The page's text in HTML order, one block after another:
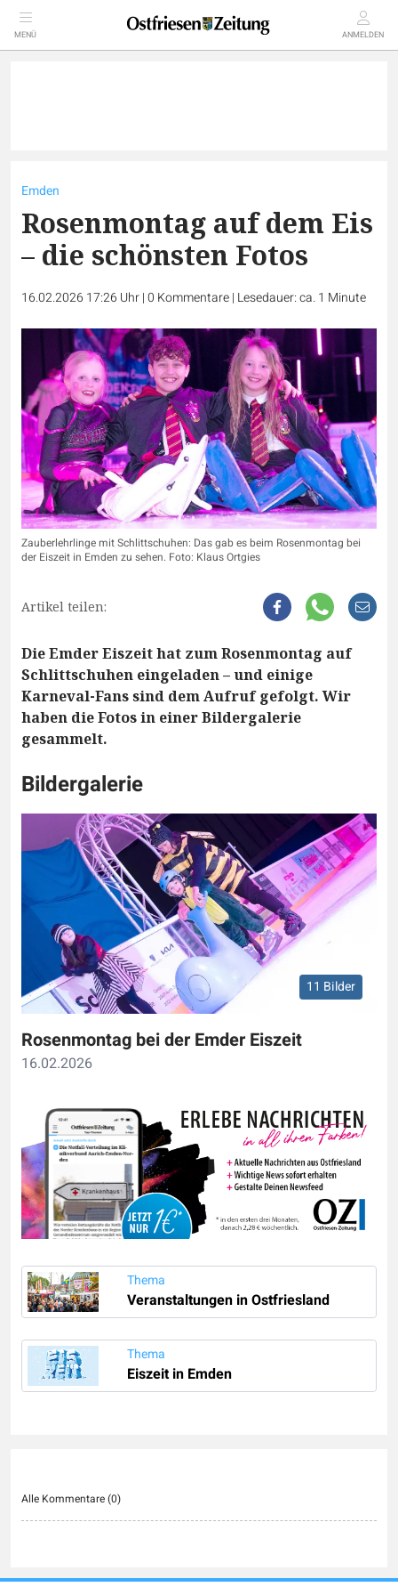
MENÜ ANMELDEN
Emden
Rosenmontag auf dem Eis
– die schönsten Fotos
16.02.2026 17:26 Uhr|0 Kommentare| Lesedauer: ca. 1 Minute
Zauberlehrlinge mit Schlittschuhen: Das gab es beim Rosenmontag bei
der Eiszeit in Emden zu sehen. Foto: Klaus Ortgies
Artikel teilen:
Die Emder Eiszeit hat zum Rosenmontag auf
Schlittschuhen eingeladen – und einige
Karneval-Fans sind dem Aufruf gefolgt. Wir
haben die Fotos in einer Bildergalerie
gesammelt.
Bildergalerie
11 Bilder
Rosenmontag bei der Emder Eiszeit
16.02.2026
Thema
Veranstaltungen in Ostfriesland
Thema
Eiszeit in Emden
Alle Kommentare (0)